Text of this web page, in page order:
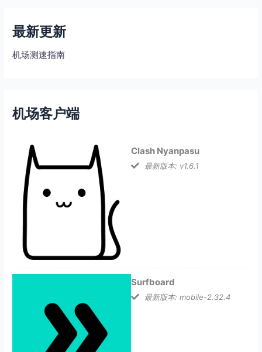
最新更新
机场测速指南
机场客户端
Clash Nyanpasu
最新版本: v1.6.1
Surfboard
最新版本: mobile-2.32.4